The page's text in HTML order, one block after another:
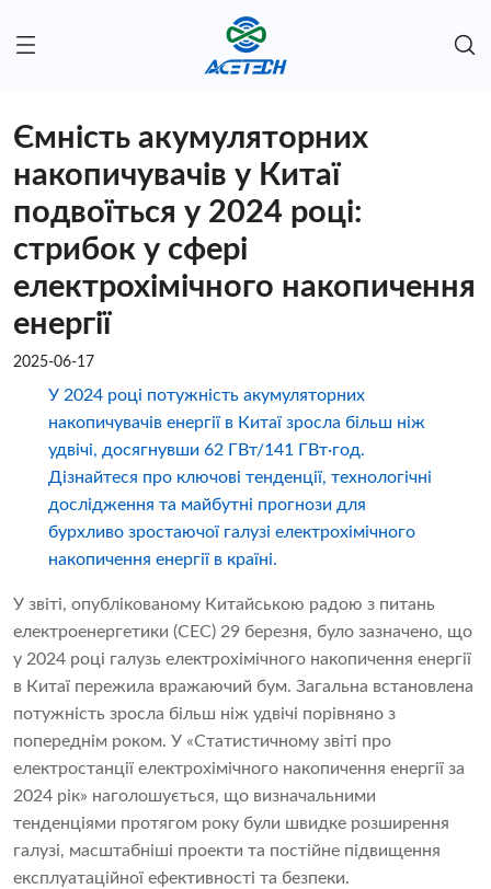
Ємність акумуляторних
накопичувачів у Китаї
подвоїться у 2024 році:
стрибок у сфері
електрохімічного накопичення
енергії
2025-06-17
У 2024 році потужність акумуляторних
накопичувачів енергії в Китаї зросла більш ніж
удвічі, досягнувши 62 ГВт/141 ГВт·год.
Дізнайтеся про ключові тенденції, технологічні
дослідження та майбутні прогнози для
бурхливо зростаючої галузі електрохімічного
накопичення енергії в країні.
У звіті, опублікованому Китайською радою з питань
електроенергетики (CEC) 29 березня, було зазначено, що
у 2024 році галузь електрохімічного накопичення енергії
в Китаї пережила вражаючий бум. Загальна встановлена ​​
потужність зросла більш ніж удвічі порівняно з
попереднім роком. У «Статистичному звіті про
електростанції електрохімічного накопичення енергії за
2024 рік» наголошується, що визначальними
тенденціями протягом року були швидке розширення
галузі, масштабніші проекти та постійне підвищення
експлуатаційної ефективності та безпеки.